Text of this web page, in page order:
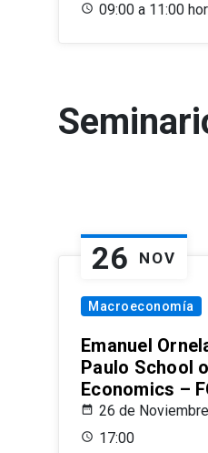
09:00 a 11:00
26 NOV
Macroeconomía
Emanuel
Paulo School
Economics –
26 de
17:00